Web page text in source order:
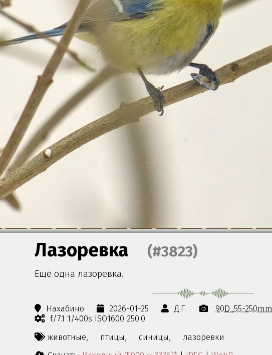
Лазоревка (#3823)
Ещё одна лазоревка.
Нахабино 2026-01-25 Д.Г. 90D 55-250mm
f/7.1 1/400s ISO1600 250.0
животные,
птицы, синицы,
лазоревки